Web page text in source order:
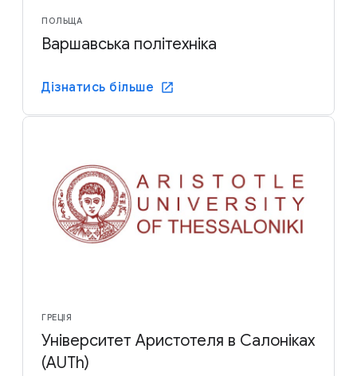
ПОЛЬЩА
Варшавська політехніка
Дізнатись більше
ГРЕЦІЯ
Університет Аристотеля в Салоніках
(AUTh)